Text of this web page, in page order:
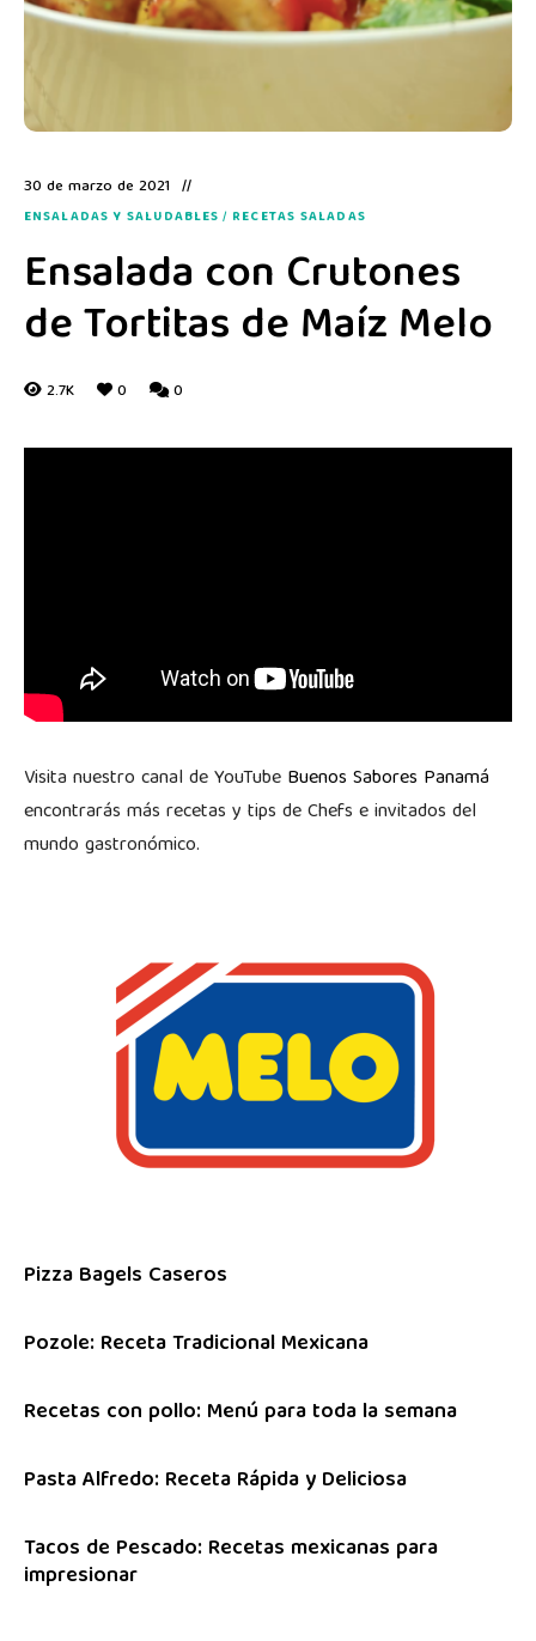
30 de marzo de 2021
ENSALADAS Y SALUDABLES / RECETAS SALADAS
Ensalada con Crutones
de Tortitas de Maíz Melo
2.7K 0 0
Visita nuestro canal de YouTube Buenos Sabores Panamá
encontrarás más recetas y tips de Chefs e invitados del
mundo gastronómico.
Pizza Bagels Caseros
Pozole: Receta Tradicional Mexicana
Recetas con pollo: Menú para toda la semana
Pasta Alfredo: Receta Rápida y Deliciosa
Tacos de Pescado: Recetas mexicanas para
impresionar